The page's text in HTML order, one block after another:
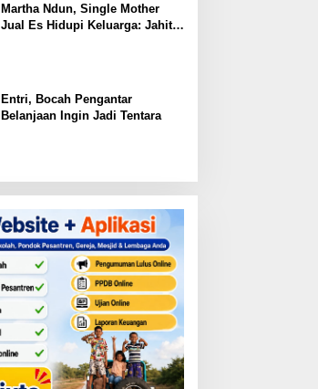
Martha Ndun, Single Mother
Jual Es Hidupi Keluarga: Jahit
Entri, Bocah Pengantar
Belanjaan Ingin Jadi Tentara